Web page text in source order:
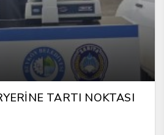
TARTI NOKTASI